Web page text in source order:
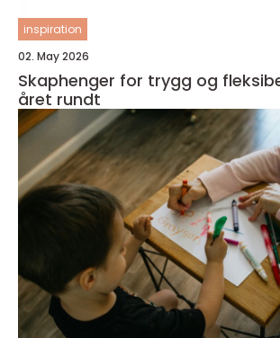
inspiration
02. May 2026
Skaphenger for trygg og
året rundt